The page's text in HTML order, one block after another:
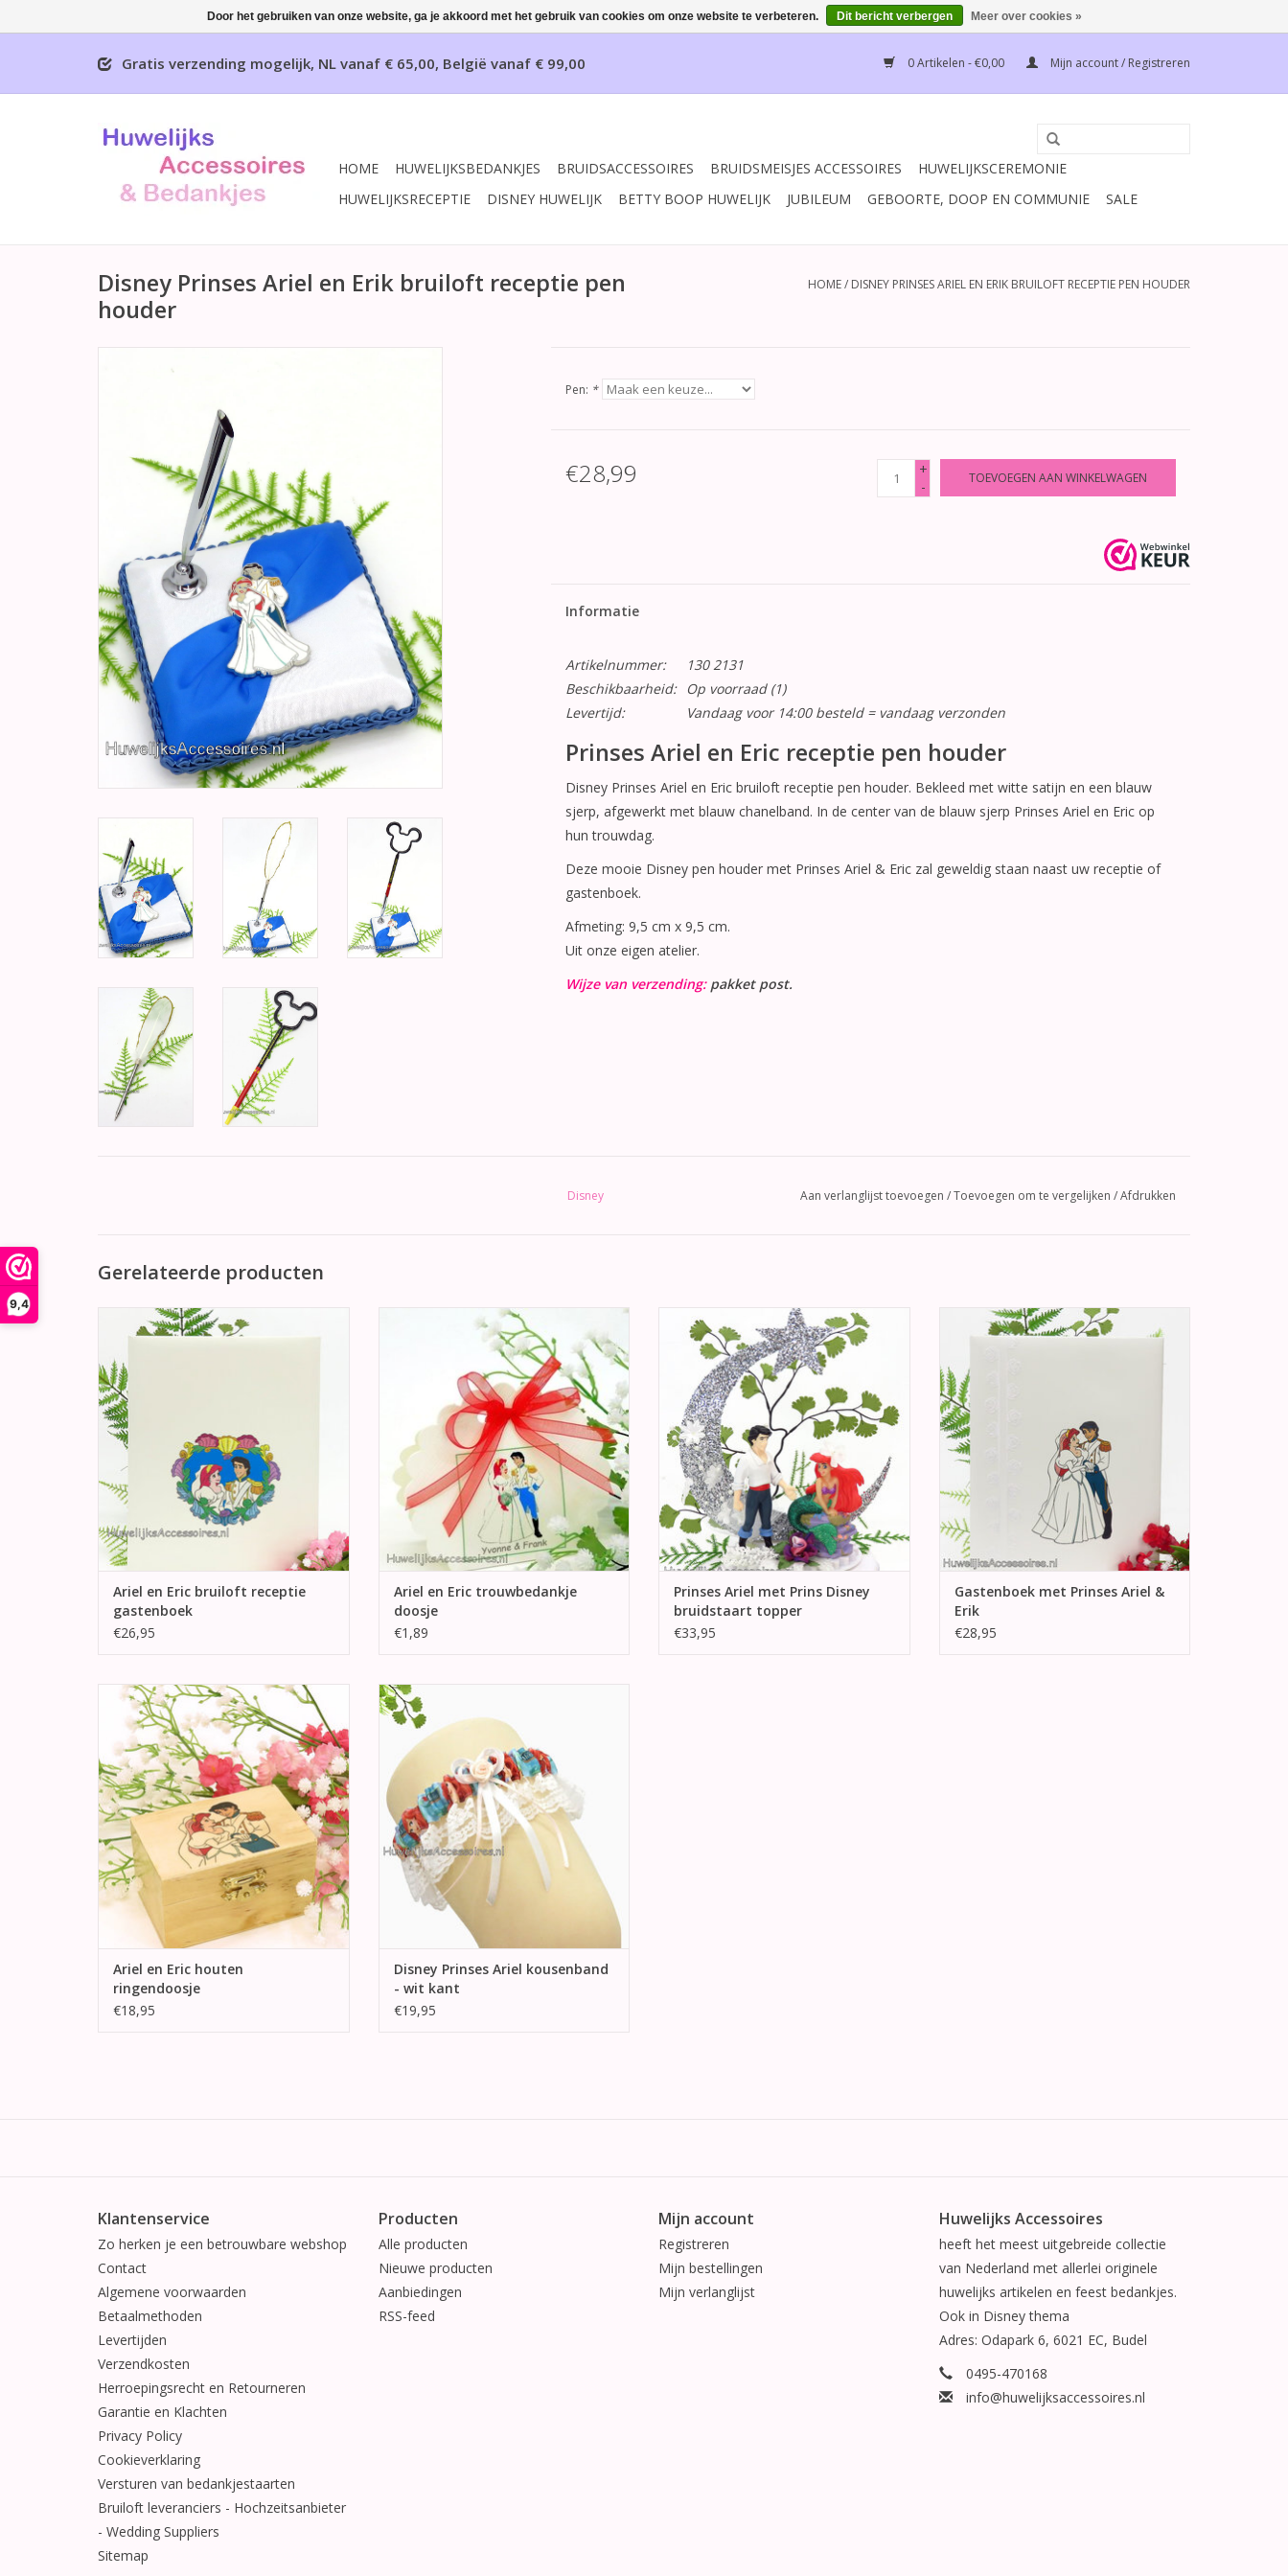
9,4
Gratis verzending mogelijk, NL vanaf € 65,00, België vanaf € 99,00 0 Artikelen - €0,00 Mijn account / Registreren
HOME HUWELIJKSBEDANKJES BRUIDSACCESSOIRES BRUIDSMEISJES ACCESSOIRES
HUWELIJKSCEREMONIE
HUWELIJKSRECEPTIE
DISNEY HUWELIJK BETTY BOOP HUWELIJK JUBILEUM GEBOORTE, DOOP EN COMMUNIE SALE
Disney Prinses Ariel en Erik bruiloft receptie pen
houder
HOME/ DISNEY PRINSES ARIEL EN ERIK BRUILOFT RECEPTIE PEN HOUDER
Pen: *
€28,99
+
-
TOEVOEGEN AAN WINKELWAGEN
Informatie
Artikelnummer:
130 2131
Beschikbaarheid:
Op voorraad(1)
Levertijd:
Vandaag voor 14:00 besteld = vandaag verzonden
Prinses Ariel en Eric receptie pen houder
Disney Prinses Ariel en Eric bruiloft receptie pen houder. Bekleed met witte satijn en een blauw
sjerp, afgewerkt met blauw chanelband. In de center van de blauw sjerp Prinses Ariel en Eric op
hun trouwdag.
Deze mooie Disney pen houder met Prinses Ariel & Eric zal geweldig staan naast uw receptie of
gastenboek.
Afmeting: 9,5 cm x 9,5 cm.
Uit onze eigen atelier.
Wijze van verzending: pakket post.
Disney Aan verlanglijst toevoegen /Toevoegen om te vergelijken /Afdrukken
Gerelateerde producten
Deze prachtige gastenboek heeft op de
voorkant een afbeelding van Prinses Ariel
Ariel en Eric bruiloft receptie
gastenboek
€26,95
Hele mooie trouw bedankje voor uw
bruiloft. Aan de voorkant een afbeelding
van Prinses Ariel en Prins Erik en is
versierd met rood lint.
TOEVOEGEN AAN WINKELWAGEN
Ariel en Eric trouwbedankje
doosje
€1,89
Een prachtige Disney Kleine Zeemeermin
& Eric taarttopper met een mooi zilver
maan en ster achter zich.
TOEVOEGEN AAN WINKELWAGEN
Prinses Ariel met Prins Disney
bruidstaart topper
€33,95
Huwelijks gastenboek met aan de
voorkant een afbeelding van Prinses Ariel
Gastenboek met Prinses Ariel &
Erik
€28,95
Mooi houten trouwring doosje met op het
deksel een afdruk van Prinses Ariel en
Prins Eric.
TOEVOEGEN AAN WINKELWAGEN
Ariel en Eric houten
ringendoosje
€18,95
Zeer mooie Disney Prinses Ariel bruids
kousenband met witte kant. Versierd met
een zalm en wit strik en een zalm roos in
het center.
TOEVOEGEN AAN WINKELWAGEN
Disney Prinses Ariel kousenband
- wit kant
€19,95
Klantenservice
Zo herken je een betrouwbare webshop
Contact
Algemene voorwaarden
Betaalmethoden
Levertijden
Verzendkosten
Herroepingsrecht en Retourneren
Garantie en Klachten
Privacy Policy
Cookieverklaring
Versturen van bedankjestaarten
Bruiloft leveranciers - Hochzeitsanbieter
- Wedding Suppliers
Sitemap
Producten
Alle producten
Nieuwe producten
Aanbiedingen
RSS-feed
Mijn account
Registreren
Mijn bestellingen
Mijn verlanglijst
Huwelijks Accessoires
heeft het meest uitgebreide collectie
van Nederland met allerlei originele
huwelijks artikelen en feest bedankjes.
Ook in Disney thema
Adres: Odapark 6, 6021 EC, Budel
0495-470168
info@huwelijksaccessoires.nl
Door het gebruiken van onze website, ga je akkoord met het gebruik van cookies om onze website te verbeteren. Dit bericht verbergen Meer over cookies »